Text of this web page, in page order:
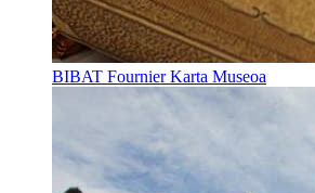
BIBAT Fournier Karta Museoa